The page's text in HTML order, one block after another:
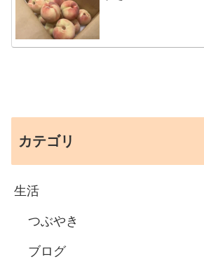
カテゴリ
生活
つぶやき
ブログ